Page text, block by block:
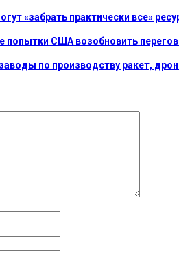
«забрать практически все»
попытки США возобновить
по производству ракет,